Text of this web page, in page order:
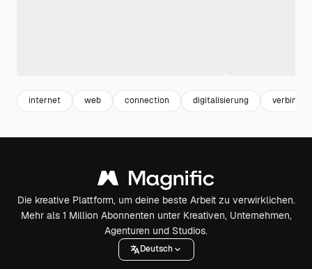
internet web connection digitalisierung verbinden
Die kreative Plattform, um deine beste Arbeit zu verwirklichen.
Mehr als 1 Million Abonnenten unter Kreativen, Unternehmen,
Agenturen und Studios.
Deutsch